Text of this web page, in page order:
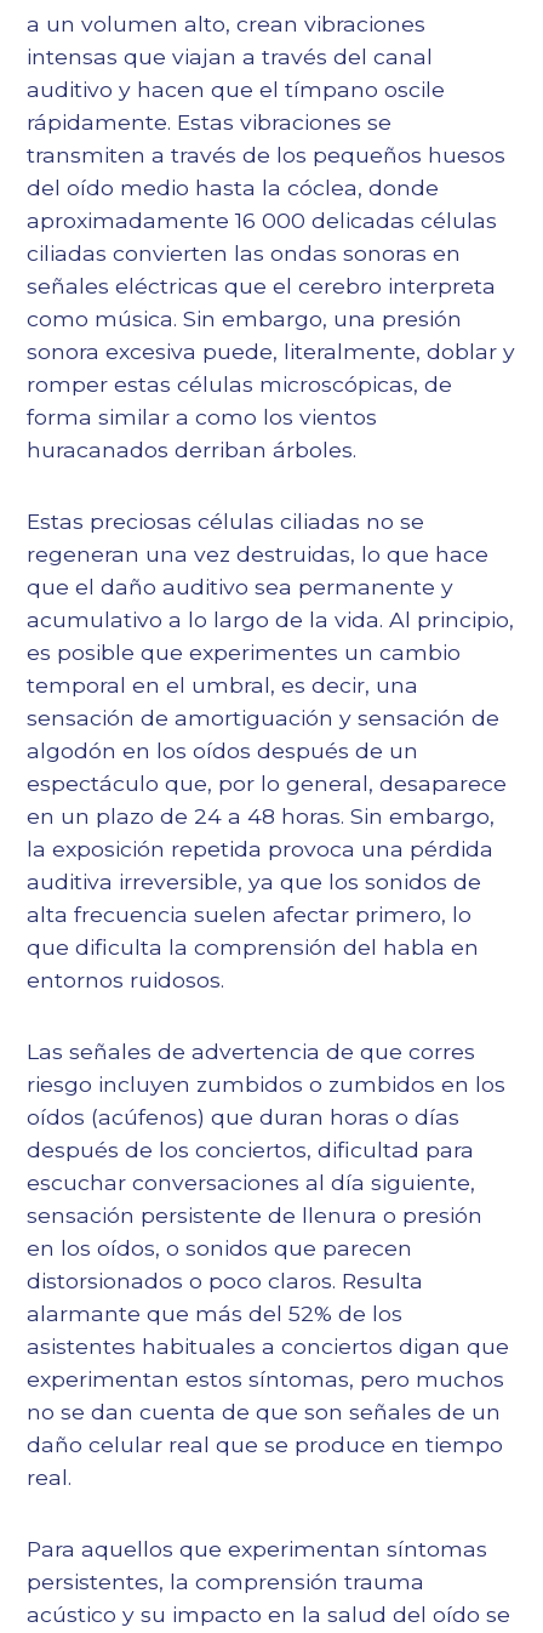
a un volumen alto, crean vibraciones
intensas que viajan a través del canal
auditivo y hacen que el tímpano oscile
rápidamente. Estas vibraciones se
transmiten a través de los pequeños huesos
del oído medio hasta la cóclea, donde
aproximadamente 16 000 delicadas células
ciliadas convierten las ondas sonoras en
señales eléctricas que el cerebro interpreta
como música. Sin embargo, una presión
sonora excesiva puede, literalmente, doblar y
romper estas células microscópicas, de
forma similar a como los vientos
huracanados derriban árboles.
Estas preciosas células ciliadas no se
regeneran una vez destruidas, lo que hace
que el daño auditivo sea permanente y
acumulativo a lo largo de la vida. Al principio,
es posible que experimentes un cambio
temporal en el umbral, es decir, una
sensación de amortiguación y sensación de
algodón en los oídos después de un
espectáculo que, por lo general, desaparece
en un plazo de 24 a 48 horas. Sin embargo,
la exposición repetida provoca una pérdida
auditiva irreversible, ya que los sonidos de
alta frecuencia suelen afectar primero, lo
que dificulta la comprensión del habla en
entornos ruidosos.
Las señales de advertencia de que corres
riesgo incluyen zumbidos o zumbidos en los
oídos (acúfenos) que duran horas o días
después de los conciertos, dificultad para
escuchar conversaciones al día siguiente,
sensación persistente de llenura o presión
en los oídos, o sonidos que parecen
distorsionados o poco claros. Resulta
alarmante que más del 52% de los
asistentes habituales a conciertos digan que
experimentan estos síntomas, pero muchos
no se dan cuenta de que son señales de un
daño celular real que se produce en tiempo
real.
Para aquellos que experimentan síntomas
persistentes, la comprensióntrauma
acústico y su impacto en la salud del oído se